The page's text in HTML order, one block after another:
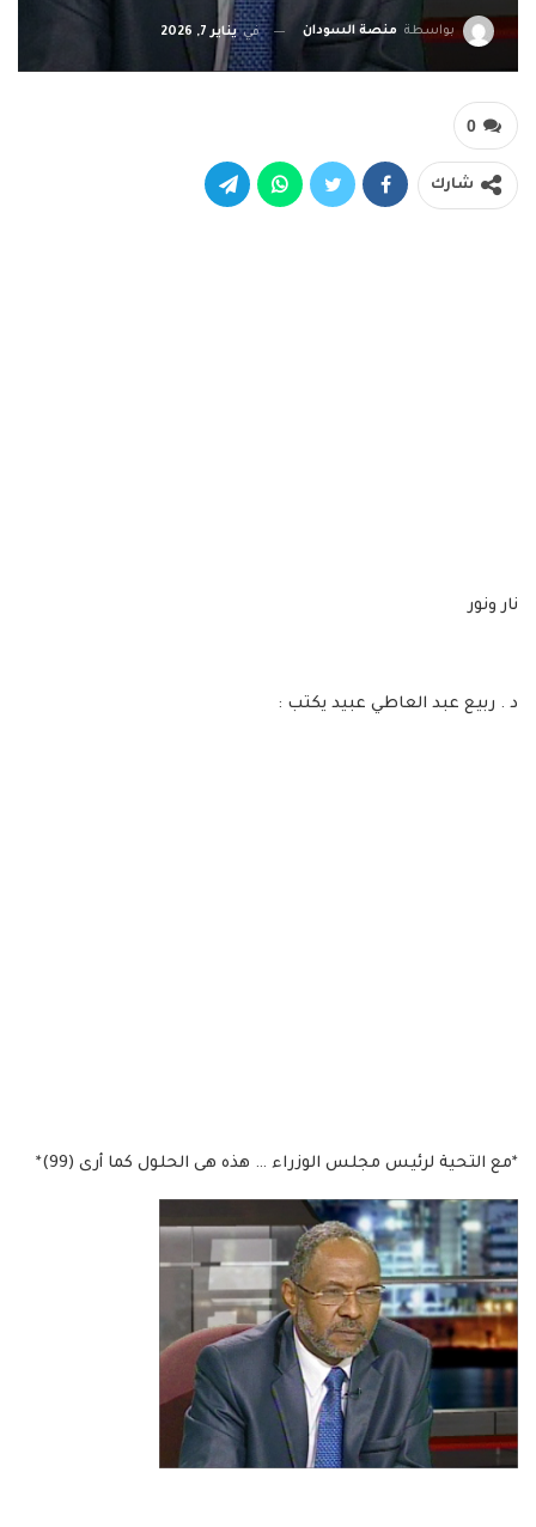
بواسطة منصة السودان فييناير 7, 2026
0
شارك
نار ونور
د . ربيع عبد العاطي عبيد يكتب :
*مع التحية لرئيس مجلس الوزراء … هذه هى الحلول كما أرى (99)*